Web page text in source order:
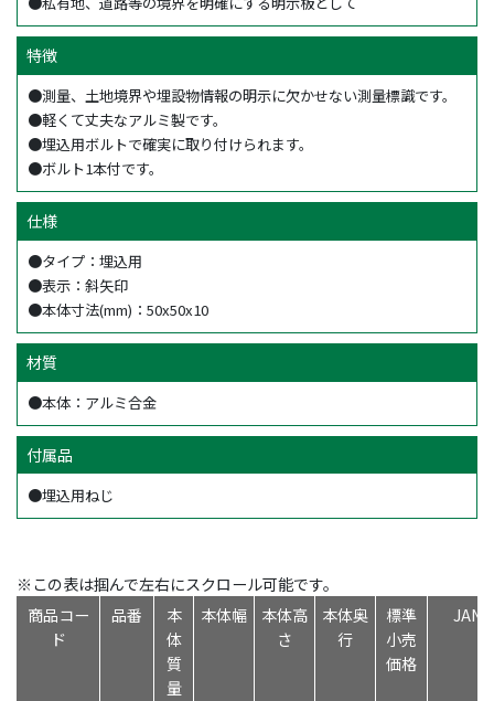
特徴
●測量、土地境界や埋設物情報の明示に欠かせない測量標識です。
●軽くて丈夫なアルミ製です。
●埋込用ボルトで確実に取り付けられます。
●ボルト1本付です。
仕様
●タイプ：埋込用
●表示：斜矢印
●本体寸法(mm)：50x50x10
材質
●本体：アルミ合金
付属品
●埋込用ねじ
※この表は掴んで左右にスクロール可能です。
商品コー
ド
品番
本
体
質
量
本体幅
本体高
さ
本体奥
行
標準
小売
価格
JAN